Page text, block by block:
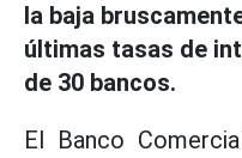
la baja
últimas tasas de
de 30 bancos.
El Banco